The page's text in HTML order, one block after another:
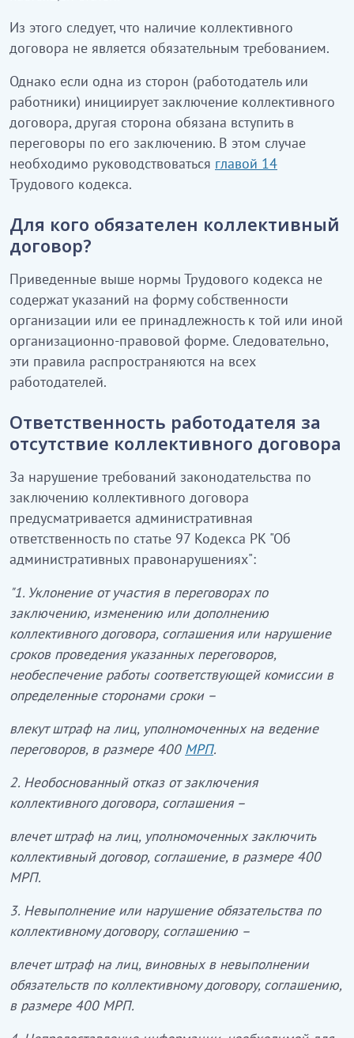
Из этого следует, что наличие коллективного
договора не является обязательным требованием.
Однако если одна из сторон (работодатель или
работники) инициирует заключение коллективного
договора, другая сторона обязана вступить в
переговоры по его заключению. В этом случае
необходимо руководствоваться главой 14
Трудового кодекса.
Для кого обязателен коллективный
договор?
Приведенные выше нормы Трудового кодекса не
содержат указаний на форму собственности
организации или ее принадлежность к той или иной
организационно-правовой форме. Следовательно,
эти правила распространяются на всех
работодателей.
Ответственность работодателя за
отсутствие коллективного договора
За нарушение требований законодательства по
заключению коллективного договора
предусматривается административная
ответственность по статье 97 Кодекса РК "Об
административных правонарушениях":
"1. Уклонение от участия в переговорах по
заключению, изменению или дополнению
коллективного договора, соглашения или нарушение
сроков проведения указанных переговоров,
необеспечение работы соответствующей комиссии в
определенные сторонами сроки –
влекут штраф на лиц, уполномоченных на ведение
переговоров, в размере 400 МРП.
2. Необоснованный отказ от заключения
коллективного договора, соглашения –
влечет штраф на лиц, уполномоченных заключить
коллективный договор, соглашение, в размере 400
МРП.
3. Невыполнение или нарушение обязательства по
коллективному договору, соглашению –
влечет штраф на лиц, виновных в невыполнении
обязательств по коллективному договору, соглашению,
в размере 400 МРП.